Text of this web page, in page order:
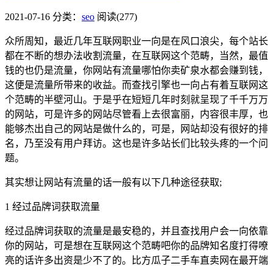
2021-07-16 分类： seo 阅读(277)
众所周知，最近几年互联网职业一向是在风口浪尖，每个站长
都在不断的想办法收割流量，在互联网这个范畴，当然，最值
钱的也仍是流量，你网站有流量哪怕你卖矿泉水都会赚到钱，
这便是流量所带来的收益。而查找引擎也一向占有着互联网这
个范畴的半壁河山。于是乎在短短几年时刻就呈现了千千万万
的网站，可是许多的网站尽管看上去很富丽，内容很丰厚，也
能够杰出自己的网站是做什么的，可是，网站却没有很好的排
名，乃至没有用户拜访。这也是许多站长们比较头疼的一个问
题。
其实想让网站有流量的话一般有以下几种途径获取;
1 经过品牌词获取流量
经过品牌词获取的流量是最安稳的，并且查找用户会一向依靠
你的网站，可是想在互联网这个范畴吧你的品牌知名度打得嘹
亮的话许多出资是少不了的。比方瓜子二手车直卖网在最开端